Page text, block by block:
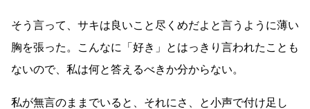
そう言って、サキは良いこと尽くめだよと言うように薄い
胸を張った。こんなに「好き」とはっきり言われたことも
ないので、私は何と答えるべきか分からない。
私が無言のままでいると、それにさ、と小声で付け足し